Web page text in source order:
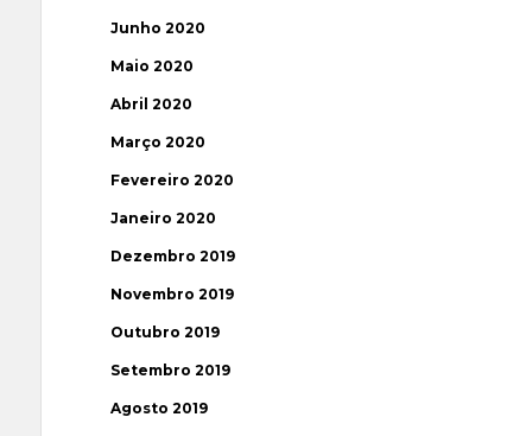
Junho 2020
Maio 2020
Abril 2020
Março 2020
Fevereiro 2020
Janeiro 2020
Dezembro 2019
Novembro 2019
Outubro 2019
Setembro 2019
Agosto 2019